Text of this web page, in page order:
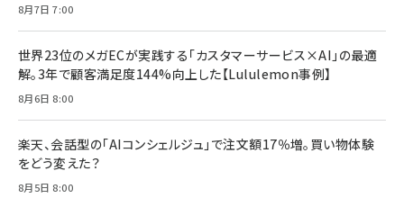
8月7日 7:00
世界23位のメガECが実践する「カスタマーサービス×AI」の最適
解。3年で顧客満足度144%向上した【Lululemon事例】
8月6日 8:00
楽天、会話型の「AIコンシェルジュ」で注文額17％増。買い物体験
をどう変えた？
8月5日 8:00